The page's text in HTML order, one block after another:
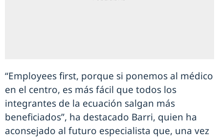
“Employees first, porque si ponemos al médico
en el centro, es más fácil que todos los
integrantes de la ecuación salgan más
beneficiados”, ha destacado Barri, quien ha
aconsejado al futuro especialista que, una vez